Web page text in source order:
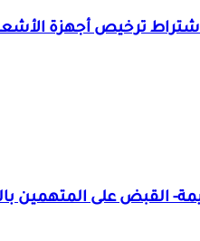
اشتراط ترخيص أجهزة
القبض على المتهمين